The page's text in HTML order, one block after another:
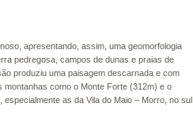
apresentando, assim, uma geomorfologia
pedregosa, campos de dunas e praias de
produziu uma paisagem descarnada e com
como o Monte Forte (312m) e o
as da Vila do Maio – Morro, no sul